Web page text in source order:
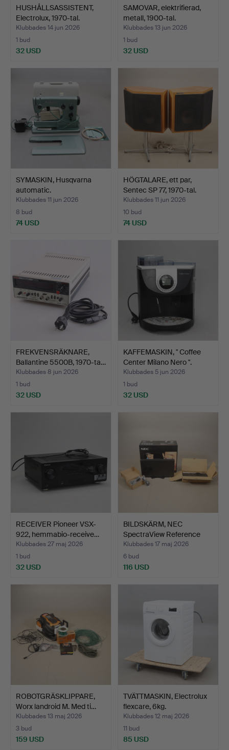
HUSHÅLLSASSISTENT,
Electrolux, 1970-tal.
Klubbades 14 jun 2026
1 bud
32 USD
SAMOVAR, elektrifierad,
metall, 1900-tal.
Klubbades 13 jun 2026
1 bud
32 USD
SYMASKIN, Husqvarna
automatic.
Klubbades 11 jun 2026
8 bud
74 USD
HÖGTALARE, ett par,
Sentec SP 77, 1970-tal.
Klubbades 11 jun 2026
10 bud
74 USD
FREKVENSRÄKNARE,
Ballantine 5500B, 1970-ta…
Klubbades 8 jun 2026
1 bud
32 USD
KAFFEMASKIN, " Coffee
Center Milano Nero ".
Klubbades 5 jun 2026
1 bud
32 USD
RECEIVER Pioneer VSX-
922, hemmabio-receive…
Klubbades 27 maj 2026
1 bud
32 USD
BILDSKÄRM, NEC
SpectraView Reference
272.
Klubbades 17 maj 2026
6 bud
116 USD
ROBOTGRÄSKLIPPARE,
Worx landroid M. Med ti…
Klubbades 13 maj 2026
3 bud
159 USD
TVÄTTMASKIN, Electrolux
flexcare, 6kg.
Klubbades 12 maj 2026
11 bud
85 USD